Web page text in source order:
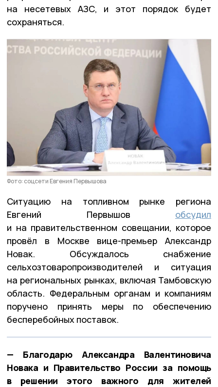
на несетевых АЗС, и этот порядок будет
сохраняться.
Фото: соцсети Евгения Первышова
Ситуацию на топливном рынке региона
Евгений Первышов обсудил
и на правительственном совещании, которое
провёл в Москве вице-премьер Александр
Новак. Обсуждалось снабжение
сельхозтоваропроизводителей и ситуация
на региональных рынках, включая Тамбовскую
область. Федеральным органам и компаниям
поручено принять меры по обеспечению
бесперебойных поставок.
— Благодарю Александра Валентиновича
Новака и Правительство России за помощь
в решении этого важного для жителей